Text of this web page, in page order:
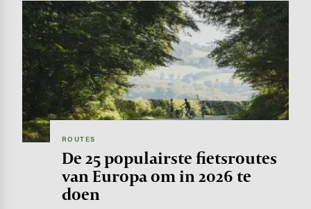
Image
ROUTES
De 25 populairste fietsroutes
van Europa om in 2026 te
doen